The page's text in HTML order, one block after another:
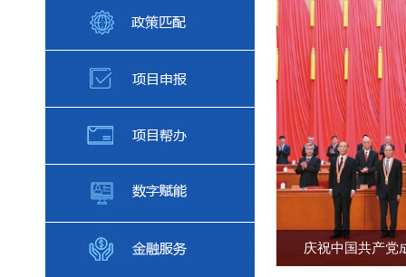
庆祝中国共产党